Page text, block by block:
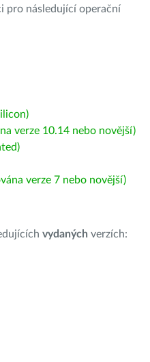
pro následující operační
verze 10.14 nebo novější)
verze 7 nebo novější)
vydaných verzích: